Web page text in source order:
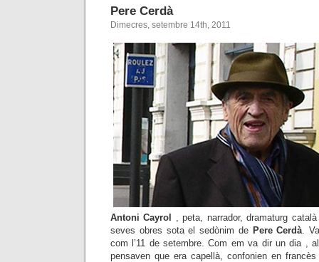
Pere Cerdà
Dimecres, setembre 14th, 2011
Antoni Cayrol
, peta, narrador, dramaturg
seves obres sota el sedònim de Pere Cerdà.
com l’11 de setembre. Com em va dir un dia ,
pensaven que era capellà, confonien en